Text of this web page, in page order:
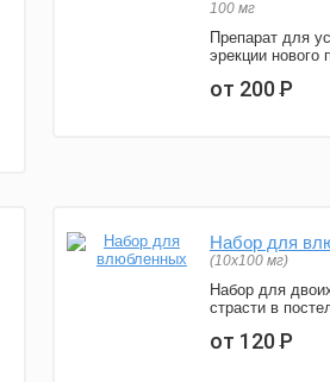
100 мг
Препарат для
эрекции нового
от 200Р
Набор для
(10х100 мг)
Набор для
страсти в
от 120Р